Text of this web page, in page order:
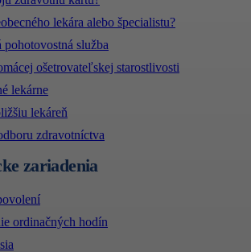
lekára alebo špecialistu?
služba
ošetrovateľskej starostlivosti
lekárne
lekáreň
zdravotníctva
zariadenia
ordinačných hodín